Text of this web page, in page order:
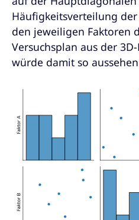
Häufigkeitsverteilung
den jeweiligen Faktoren
Versuchsplan aus der
würde damit so